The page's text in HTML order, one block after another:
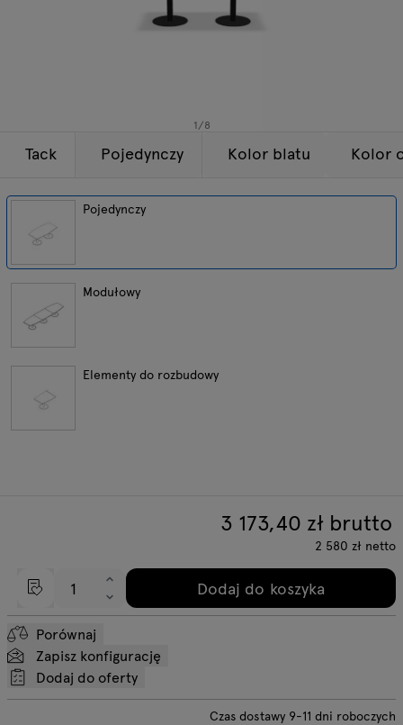
1/8
Tack
Pojedynczy
Modułowy
Elementy do rozbudowy
Pojedynczy Kolor blatu Kolor
3 173,40 zł brutto
2 580 zł netto
Dodaj do koszyka
Porównaj
Zapisz konfigurację
Dodaj do oferty
Czas dostawy 9-11 dni roboczych